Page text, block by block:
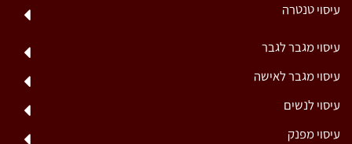
עיסוי טנטרה
עיסוי מגבר לגבר
עיסוי מגבר לאישה
עיסוי לנשים
עיסוי מפנק